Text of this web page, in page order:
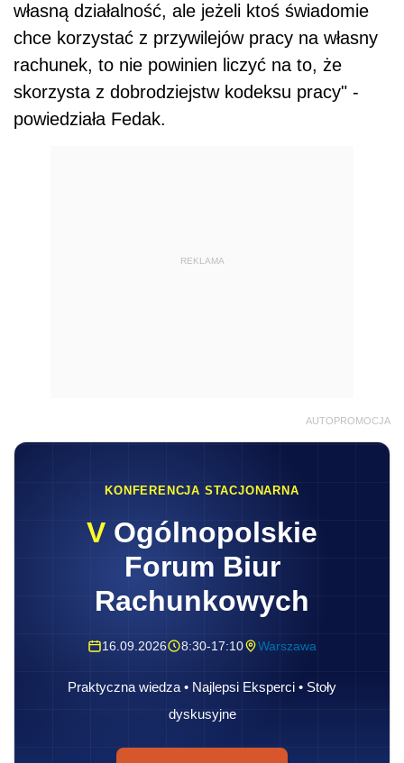
własną działalność, ale jeżeli ktoś świadomie
chce korzystać z przywilejów pracy na własny
rachunek, to nie powinien liczyć na to, że
skorzysta z dobrodziejstw kodeksu pracy" -
powiedziała Fedak.
REKLAMA
AUTOPROMOCJA
KONFERENCJA STACJONARNA
V Ogólnopolskie
Forum Biur
Rachunkowych
16.09.2026 8:30-17:10 Warszawa
Praktyczna wiedza • Najlepsi Eksperci • Stoły
dyskusyjne